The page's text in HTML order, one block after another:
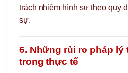
trách nhiệm hình sự theo quy
sự.
6. Những rủi ro pháp lý
trong thực tế